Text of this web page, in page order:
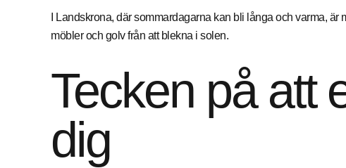
I Landskrona, där sommardagarna kan bli långa och varma,
möbler och golv från att blekna i solen.
Tecken på att
dig